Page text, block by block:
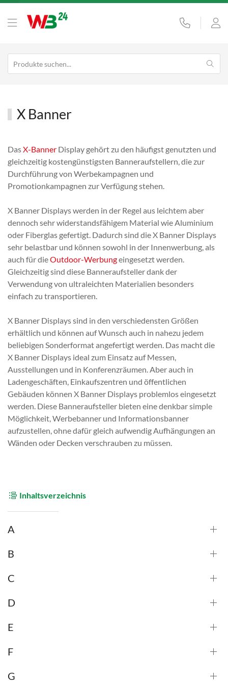
Inhaltsverzeichnis
A
B
C
D
E
F
G
X Banner
DasX-Banner Display gehört zu den häufigst genutzten und
gleichzeitig kostengünstigsten Banneraufstellern, die zur
Durchführung von Werbekampagnen und
Promotionkampagnen zur Verfügung stehen.
X Banner Displays werden in der Regel aus leichtem aber
dennoch sehr widerstandsfähigem Material wie Aluminium
oder Fiberglas gefertigt. Dadurch sind die X Banner Displays
sehr belastbar und können sowohl in der Innenwerbung, als
auch für dieOutdoor-Werbungeingesetzt werden.
Gleichzeitig sind diese Banneraufsteller dank der
Verwendung von ultraleichten Materialien besonders
einfach zu transportieren.
X Banner Displays sind in den verschiedensten Größen
erhältlich und können auf Wunsch auch in nahezu jedem
beliebigen Sonderformat angefertigt werden. Das macht die
X Banner Displays ideal zum Einsatz auf Messen,
Ausstellungen und in Konferenzräumen. Aber auch in
Ladengeschäften, Einkaufszentren und öffentlichen
Gebäuden können X Banner Displays problemlos eingesetzt
werden. Diese Banneraufsteller bieten eine denkbar simple
Möglichkeit, Werbebanner und Informationsbanner
aufzustellen, ohne dafür gleich aufwendig Aufhängungen an
Wänden oder Decken verschrauben zu müssen.